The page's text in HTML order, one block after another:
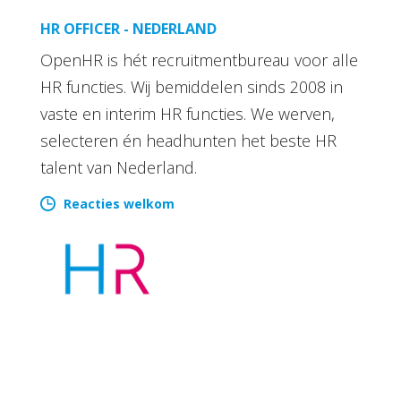
HR OFFICER - NEDERLAND
OpenHR is hét recruitmentbureau voor alle
HR functies. Wij bemiddelen sinds 2008 in
vaste en interim HR functies. We werven,
selecteren én headhunten het beste HR
talent van Nederland.
Reacties welkom